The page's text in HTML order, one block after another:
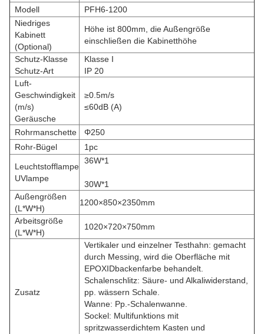
Modell
PFH6-1200
Niedriges
Kabinett
(Optional)
Höhe ist 800mm, die Außengröße
einschließen die Kabinetthöhe
Schutz-Klasse
Schutz-Art
Klasse I
IP 20
Luft-
Geschwindigkeit
(m/s)
Geräusche
≥0.5m/s
≤60dB (A)
Rohrmanschette
Φ250
Rohr-Bügel
1pc
Leuchtstofflampe
UVlampe
36W*1
30W*1
Außengrößen
(L*W*H)
1200×850×2350mm
Arbeitsgröße
(L*W*H)
1020×720×750mm
Zusatz
Vertikaler und einzelner Testhahn: gemacht
durch Messing, wird die Oberfläche mit
EPOXIDbackenfarbe behandelt.
Schalenschlitz: Säure- und Alkaliwiderstand,
pp. wässern Schale.
Wanne: Pp.-Schalenwanne.
Sockel: Multifunktions mit
spritzwasserdichtem Kasten und